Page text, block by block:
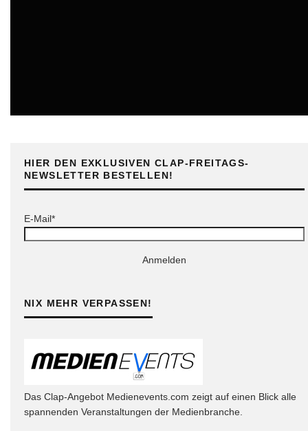
HIER DEN EXKLUSIVEN CLAP-FREITAGS-
NEWSLETTER BESTELLEN!
E-Mail*
Anmelden
NIX MEHR VERPASSEN!
Das Clap-Angebot Medienevents.com zeigt auf einen Blick alle
spannenden Veranstaltungen der Medienbranche.